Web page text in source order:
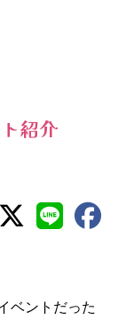
紹介
ベントだった